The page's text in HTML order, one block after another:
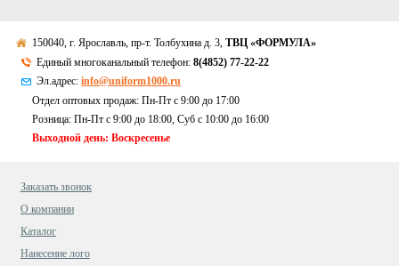
150040, г. Ярославль, пр-т. Толбухина д. 3,ТВЦ «ФОРМУЛА»
Единый многоканальный телефон:8(4852) 77-22-22
Эл.адрес:info@uniform1000.ru
Отдел оптовых продаж: Пн-Пт с 9:00 до 17:00
Розница: Пн-Пт с 9:00 до 18:00, Суб c 10:00 до 16:00
Выходной день: Воскресенье
Заказать звонок
О компании
Каталог
Нанесение лого